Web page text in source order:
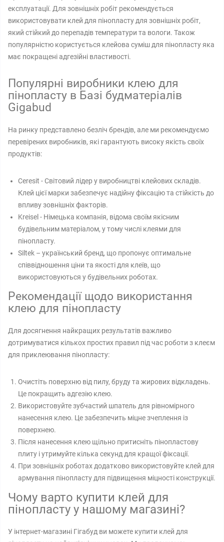
експлуатації. Для зовнішніх робіт рекомендується
використовувати клей для пінопласту для зовнішніх робіт,
який стійкий до перепадів температури та вологи. Також
популярністю користується клейова суміш для пінопласту яка
має покращені адгезійні властивості.
Популярні виробники клею для
пінопласту в Базі будматеріалів
Gigabud
На ринку представлено безліч брендів, але ми рекомендуємо
перевірених виробників, які гарантують високу якість своїх
продуктів:
Ceresit - Світовий лідер у виробництві клейових складів.
Клей цієї марки забезпечує надійну фіксацію та стійкість до
впливу зовнішніх факторів.
Kreisel - Німецька компанія, відома своїм якісним
будівельним матеріалом, у тому числі клеями для
пінопласту.
Siltek – український бренд, що пропонує оптимальне
співвідношення ціни та якості для клеїв, що
використовуються у будівельних роботах.
Рекомендації щодо використання
клею для пінопласту
Для досягнення найкращих результатів важливо
дотримуватися кількох простих правил під час роботи з клеєм
для приклеювання пінопласту:
Очистіть поверхню від пилу, бруду та жирових відкладень.
Це покращить адгезію клею.
Використовуйте зубчастий шпатель для рівномірного
нанесення клею. Це забезпечить міцне зчеплення із
поверхнею.
Після нанесення клею щільно притисніть пінопластову
плиту і утримуйте кілька секунд для кращої фіксації.
При зовнішніх роботах додатково використовуйте клей для
армування пінопласту для підвищення міцності конструкції.
Чому варто купити клей для
пінопласту у нашому магазині?
У інтернет-магазині Гігабуд ви можете купити клей для